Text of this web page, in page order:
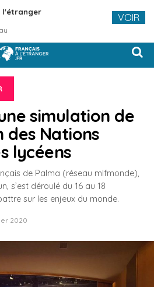
simulation de
des Nations
lycéens
de Palma (réseau mlfmonde),
s’est déroulé du 16 au 18
sur les enjeux du monde.
2020
l'étranger VOIR